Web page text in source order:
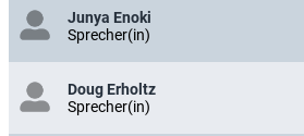
Junya Enoki
Sprecher(in)
Doug Erholtz
Sprecher(in)